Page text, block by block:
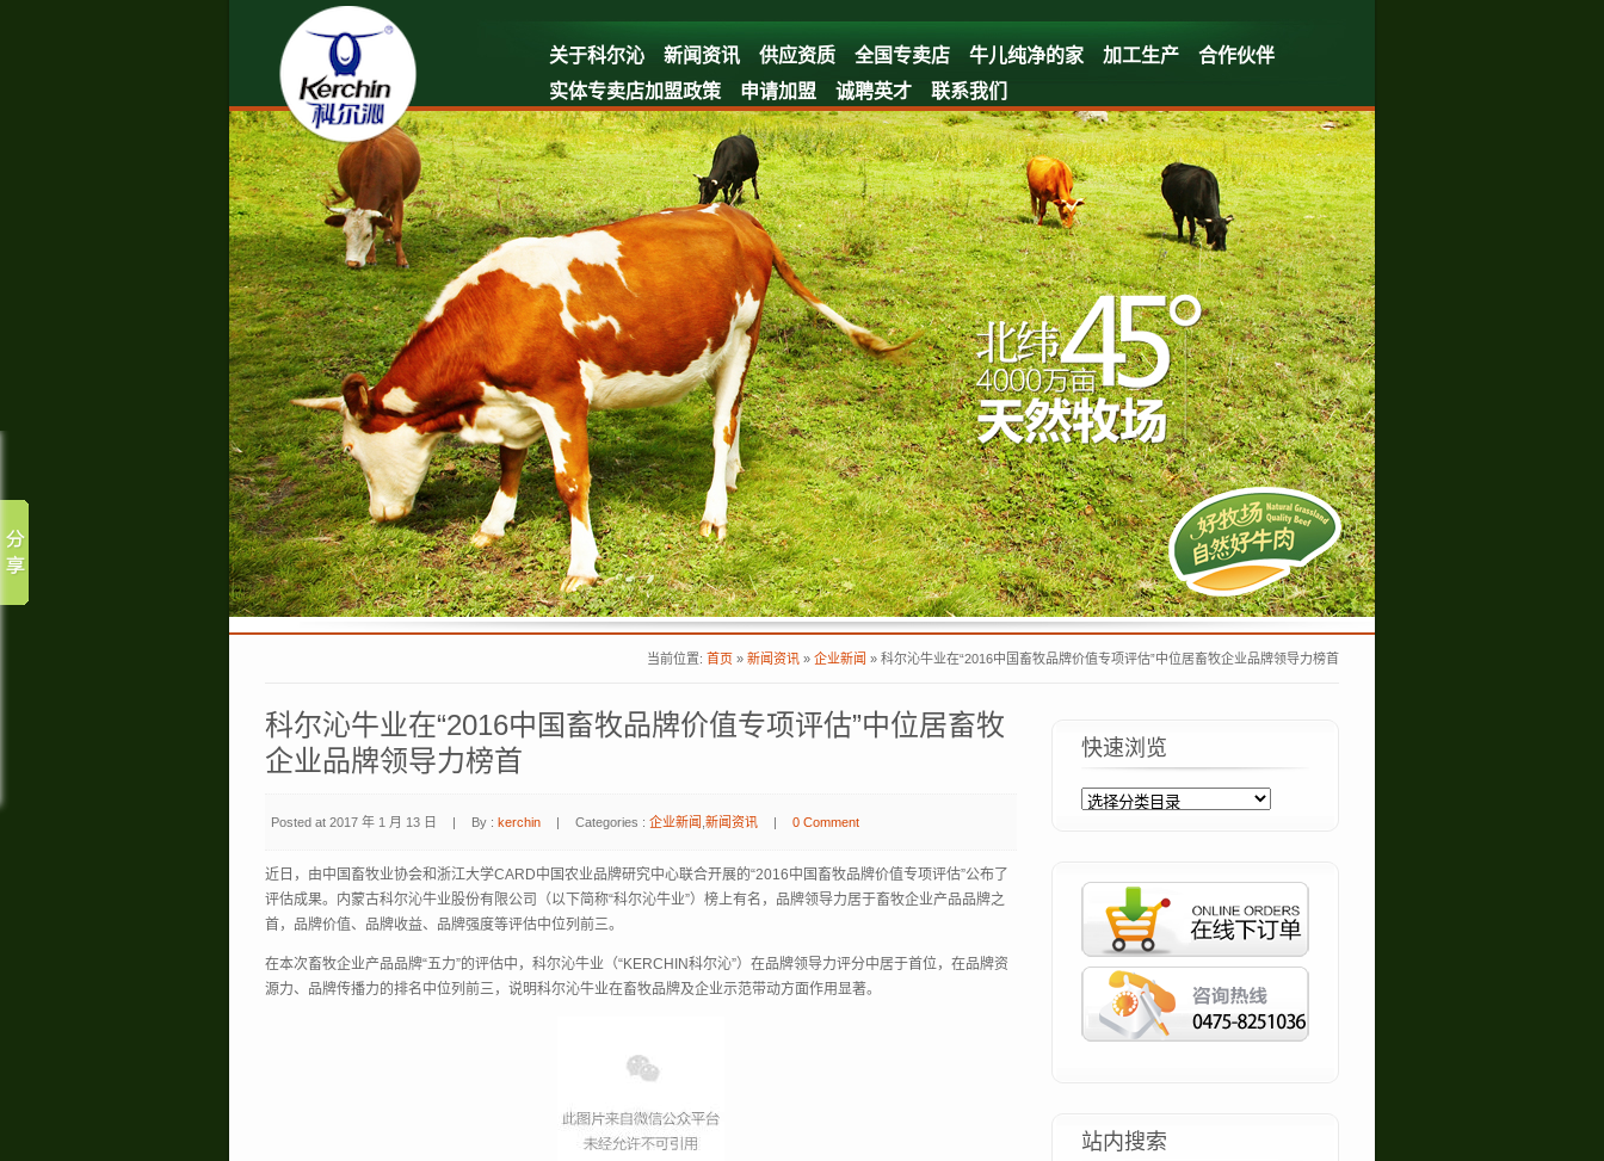
关于科尔沁 新闻资讯 供应资质 全国专卖店 牛儿纯净的家 加工生产
合作伙伴
实体专卖店加盟政策
申请加盟 诚聘英才 联系我们
当前位置: 首页 » 新闻资讯 » 企业新闻 » 科尔沁牛业在“2016中国畜牧品牌价值专项评估”中位居畜牧企业品牌领导力榜首
科尔沁牛业在“2016中国畜牧品牌价值专项评估”中位居畜牧
企业品牌领导力榜首
Posted at 2017 年 1 月 13 日 | By : kerchin | Categories : 企业新闻 新闻资讯 | 0 Comment
近日，由中国畜牧业协会和浙江大学CARD中国农业品牌研究中心联合开展的“2016中国畜牧品牌价值专项评估”公布了
评估成果。内蒙古科尔沁牛业股份有限公司（以下简称“科尔沁牛业”）榜上有名，品牌领导力居于畜牧企业产品品牌之
首，品牌价值、品牌收益、品牌强度等评估中位列前三。
在本次畜牧企业产品品牌“五力”的评估中，科尔沁牛业（“KERCHIN科尔沁”）在品牌领导力评分中居于首位，在品牌资
源力、品牌传播力的排名中位列前三，说明科尔沁牛业在畜牧品牌及企业示范带动方面作用显著。
快速浏览
站内搜索